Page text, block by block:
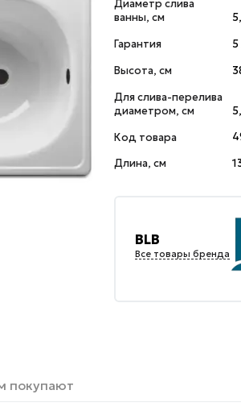
Диаметр слива
ванны, см
Гарантия
5
Высота, см
Для слива-перелива
диаметром, см
Код товара
Длина, см
BLB
Все товары бренда
покупают